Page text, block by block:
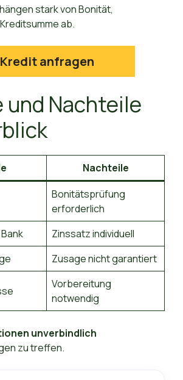
stark von Bonität,
ab.
Kredit anfragen
und Nachteile
Nachteile
Bonitätsprüfung
erforderlich
Zinssatz individuell
Zusage nicht garantiert
Vorbereitung
notwendig
unverbindlich
zu treffen.